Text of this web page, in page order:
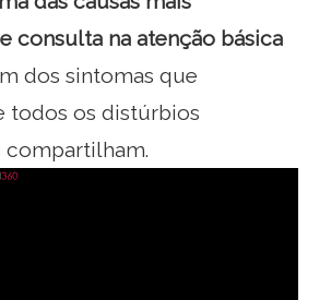
consulta na atenção básica
dos sintomas que
todos os distúrbios